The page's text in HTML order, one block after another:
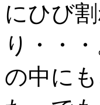
にひび
り・・
の中に